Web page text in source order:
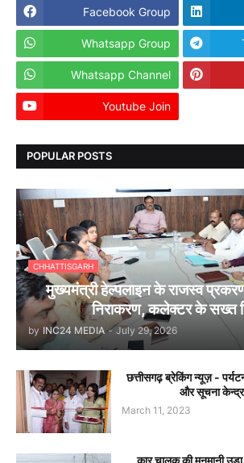
Facebook Group
Whatsapp Group
Whatsapp Channel
Youtube Join
POPULAR POSTS
CHHATTISGARH
मुख्यमंत्री हेल्पलाइन के राजस्व
निराकरण, कलेक्टर के सख्त
by INC24 MEDIA - July 29, 2026
छत्तीसगढ़ ब्रेकिंग न्यूज़ -
और सूचना
March 11, 2023
कार चालक की मनमानी उड़ा